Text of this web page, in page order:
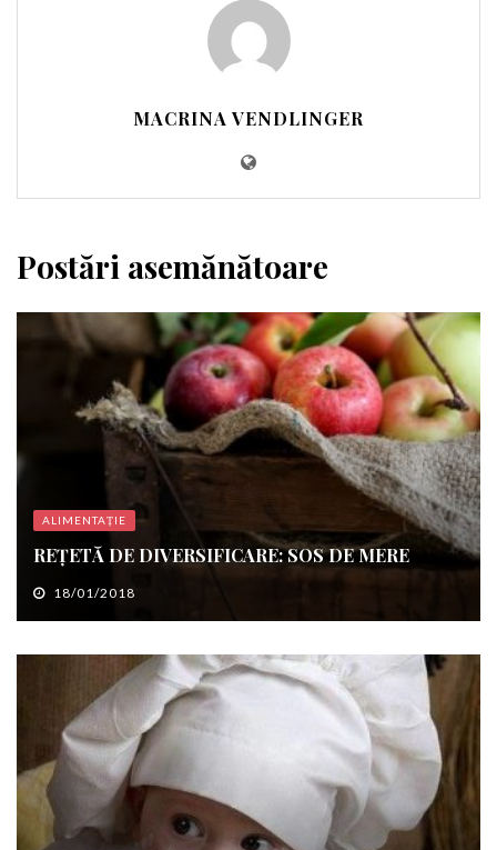
MACRINA VENDLINGER
Postări asemănătoare
ALIMENTAȚIE
REȚETĂ DE DIVERSIFICARE: SOS DE MERE
18/01/2018